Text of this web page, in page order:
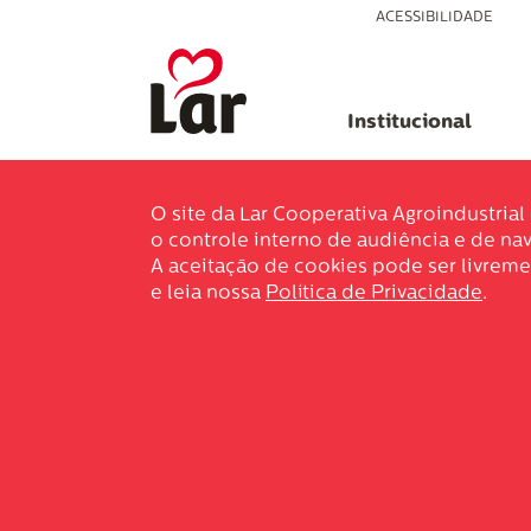
ACESSIBILIDADE
Institucional
O site da Lar Cooperativa
o controle interno de audiência e de
A aceitação de cookies pode ser
e leia nossa Política de Privacidade.